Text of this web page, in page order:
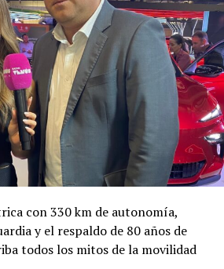
con 330 km de autonomía,
y el respaldo de 80 años de
todos los mitos de la movilidad